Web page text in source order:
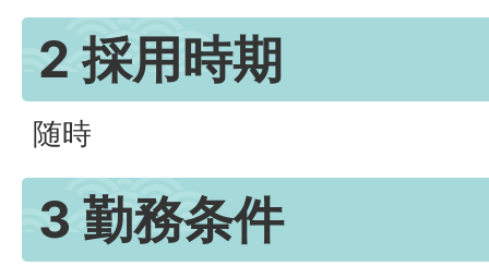
2 採用時期
随時
3 勤務条件